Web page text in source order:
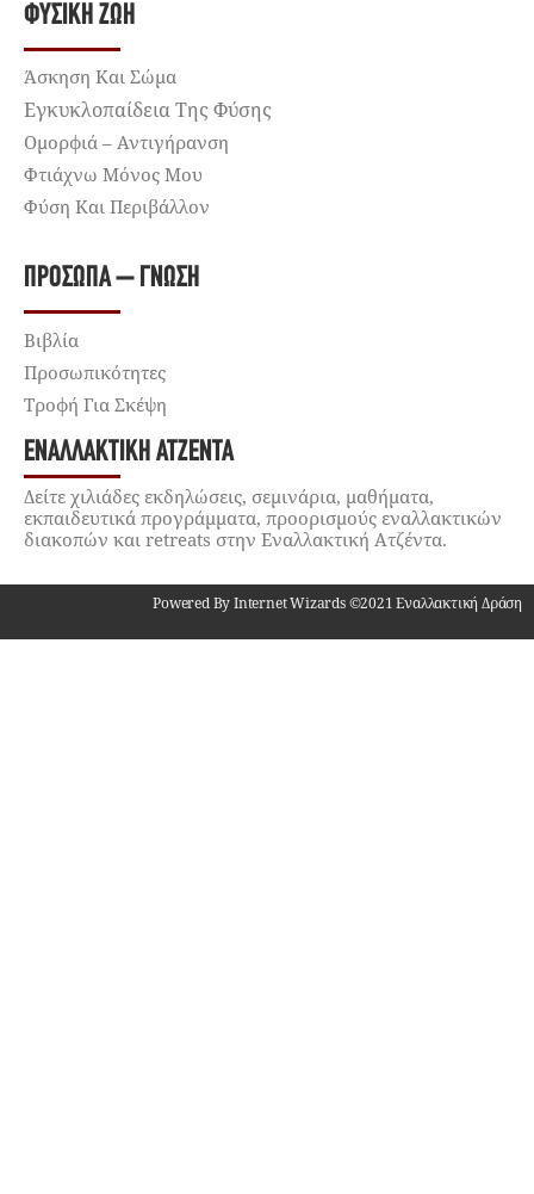
ΦΥΣΙΚΉ ΖΩΉ
Άσκηση Και Σώμα
Εγκυκλοπαίδεια Της Φύσης
Ομορφιά – Αντιγήρανση
Φτιάχνω Μόνος Μου
Φύση Και Περιβάλλον
ΠΡΌΣΩΠΑ – ΓΝΏΣΗ
Βιβλία
Προσωπικότητες
Τροφή Για Σκέψη
ΕΝΑΛΛΑΚΤΙΚΉ ΑΤΖΈΝΤΑ
Δείτε χιλιάδες εκδηλώσεις, σεμινάρια, μαθήματα,
εκπαιδευτικά προγράμματα, προορισμούς εναλλακτικών
διακοπών και retreats στην Εναλλακτική Ατζέντα.
Powered By Internet Wizards ©2021 Εναλλακτική Δράση